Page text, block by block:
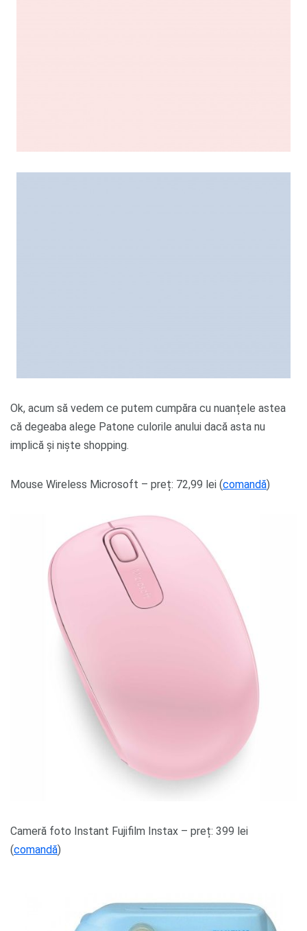
Ok, acum să vedem ce putem cumpăra cu nuanțele astea
că degeaba alege Patone culorile anului dacă asta nu
implică și niște shopping.
Mouse Wireless Microsoft – preț: 72,99 lei (comandă)
Cameră foto Instant Fujifilm Instax – preț: 399 lei
(comandă)